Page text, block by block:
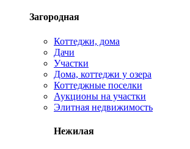
Загородная
Коттеджи, дома
Дачи
Участки
Дома, коттеджи у озера
Коттеджные поселки
Аукционы на участки
Элитная недвижимость
Нежилая